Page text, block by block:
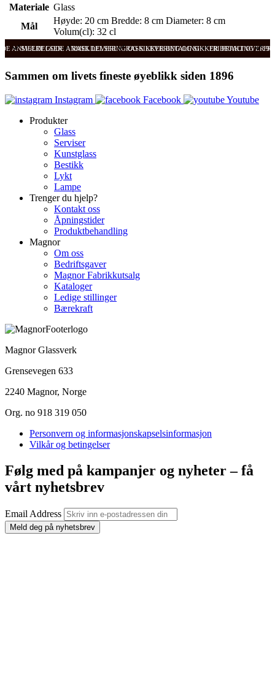
Materiale Glass
Mål
Høyde: 20 cm Bredde: 8 cm Diameter: 8 cm
Volum(cl): 32 cl
ANMELDELSER RASK LEVERING OG SIKKER BETALING FRI FRAKT OVER
SVÆRT GODE ANMELDELSER RASK LEVERING OG SIKKER BETALING
Sammen om livets fineste øyeblikk siden 1896
Instagram Facebook
Youtube
Produkter
Glass
Serviser
Kunstglass
Bestikk
Lykt
Lampe
Trenger du hjelp?
Kontakt oss
Åpningstider
Produktbehandling
Magnor
Om oss
Bedriftsgaver
Magnor Fabrikkutsalg
Kataloger
Ledige stillinger
Bærekraft
Magnor Glassverk
Grensevegen 633
2240 Magnor, Norge
Org. no 918 319 050
Personvern og informasjonskapselsinformasjon
Vilkår og betingelser
Følg med på kampanjer og nyheter – få
vårt nyhetsbrev
Email Address
Meld deg på nyhetsbrev